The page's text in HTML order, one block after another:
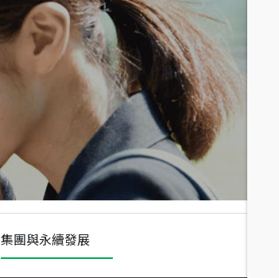
總價
490萬
1,808
集團與永續發展